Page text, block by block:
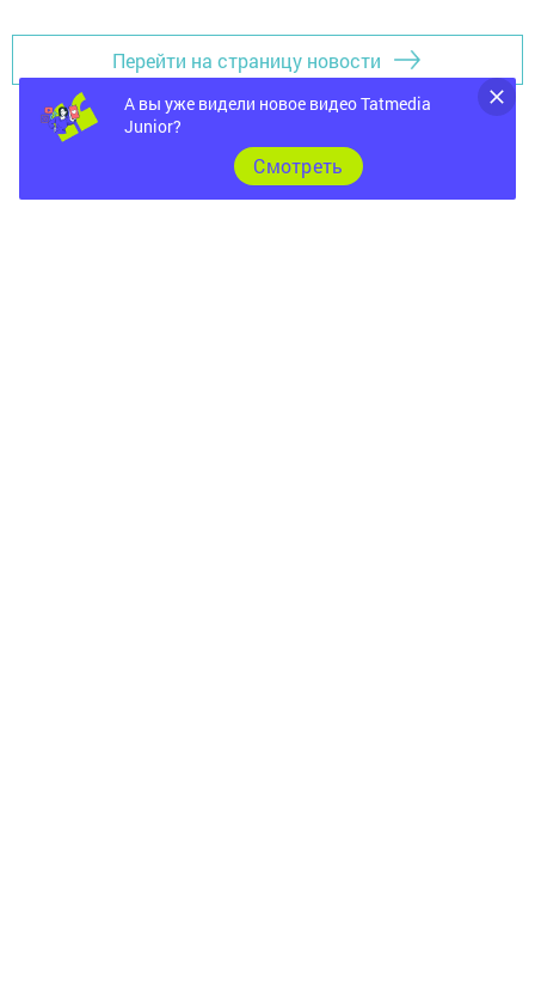
Перейти на страницу новости
А вы уже видели новое видео Tatmedia
Junior?
Cмотреть